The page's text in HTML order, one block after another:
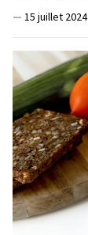
— 15 juillet 2024